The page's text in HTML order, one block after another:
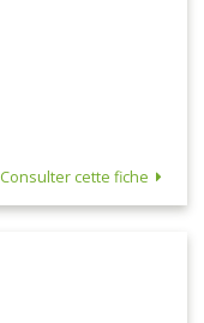
Consulter cette fiche